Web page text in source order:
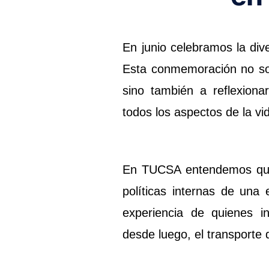
En junio celebramos la
Esta conmemoración no
sino también a
todos los aspectos de la
En TUCSA entendemos
políticas internas de una
experiencia de quienes
desde luego, el transporte